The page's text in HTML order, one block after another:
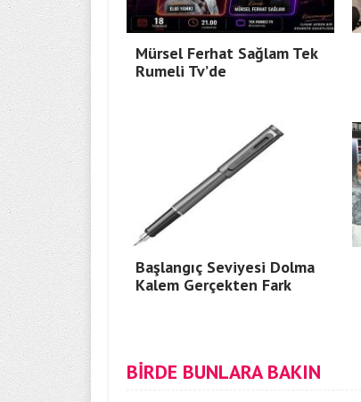
Mürsel Ferhat Sağlam Tek
Rumeli Tv’de
Başlangıç Seviyesi Dolma
Kalem Gerçekten Fark
BİRDE BUNLARA BAKIN